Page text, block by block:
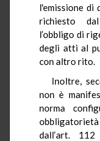
l'emissione di
richiesto
l’obbligo di
degli atti al
con altro rito.
Inoltre,
non è
norma
dall’art.